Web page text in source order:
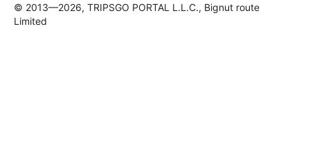
© 2013—2026, TRIPSGO PORTAL L.L.C., Bignut route
Limited